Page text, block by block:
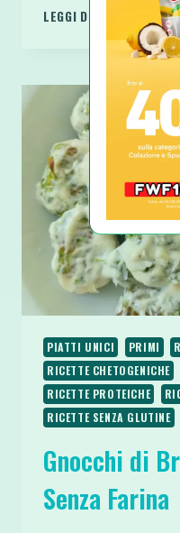
LEGGI DI PIÙ
GNOCCHI
SENZA
FARINA
PIATTI UNICI PRIMI
RICETTE CHETOGENICHE
RICETTE PROTEICHE
RICETTE SENZA GLUTINE
Gnocchi di
Senza Farina